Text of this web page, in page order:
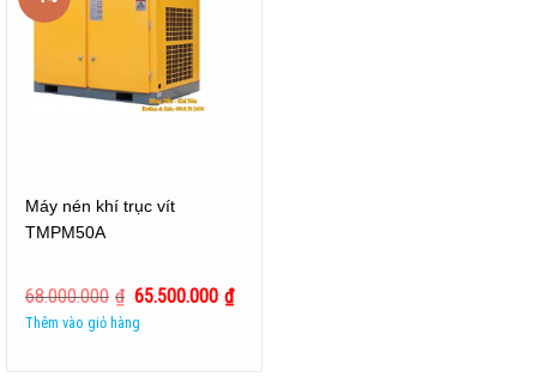
Máy nén khí trục vít
TMPM50A
68.000.000 ₫ 65.500.000 ₫
Thêm vào giỏ hàng